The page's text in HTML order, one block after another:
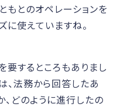
もとのオペレーションを
に使えていますね。
するところもありまし
、法務から回答したあ
、どのように進行したの